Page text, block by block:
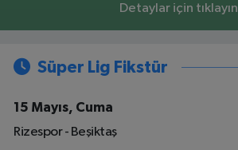
Detaylar için tıklayın
Süper Lig Fikstür
15 Mayıs, Cuma
Rizespor - Beşiktaş